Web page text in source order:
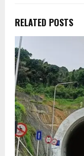
RELATED POSTS